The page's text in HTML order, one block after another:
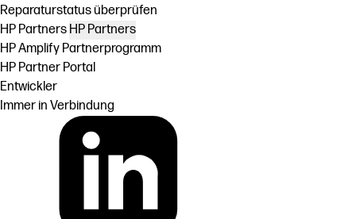
Reparaturstatus überprüfen
HP Partners HP Partners
HP Amplify Partnerprogramm
HP Partner Portal
Entwickler
Immer in Verbindung